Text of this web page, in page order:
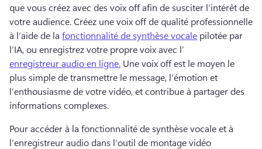
que vous créez avec des voix off afin de susciter l’intérêt de
votre audience. Créez une voix off de qualité professionnelle
à l’aide de la fonctionnalité de synthèse vocale pilotée par
l’IA, ou enregistrez votre propre voix avec l’
enregistreur audio en ligne. Une voix off est le moyen le
plus simple de transmettre le message, l’émotion et
l’enthousiasme de votre vidéo, et contribue à partager des
informations complexes.
Pour accéder à la fonctionnalité de synthèse vocale et à
l’enregistreur audio dans l’outil de montage vidéo